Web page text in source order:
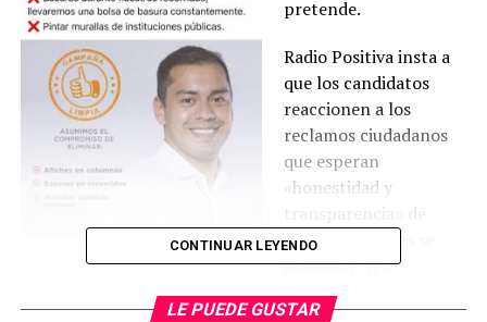
pretende.
Radio Positiva insta a
que los candidatos
reaccionen a los
reclamos ciudadanos
que esperan
«honestidad y
parte de quienes se
postulan en los
distintos partidos políticos.
CONTINUAR LEYENDO
LE PUEDE GUSTAR